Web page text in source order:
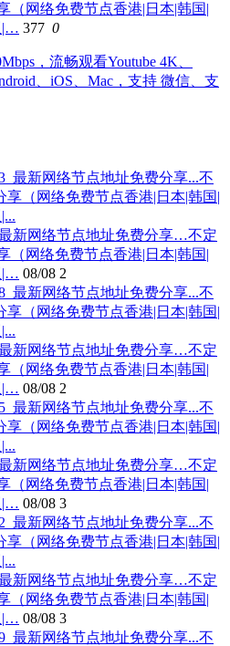
网络免费节点香港|日本|韩国|
|… 377 0
最新网络节点地址免费分享…不定
网络免费节点香港|日本|韩国|
|… 08/08 2
最新网络节点地址免费分享…不定
网络免费节点香港|日本|韩国|
|… 08/08 2
最新网络节点地址免费分享…不定
网络免费节点香港|日本|韩国|
|… 08/08 3
最新网络节点地址免费分享…不定
网络免费节点香港|日本|韩国|
|… 08/08 3